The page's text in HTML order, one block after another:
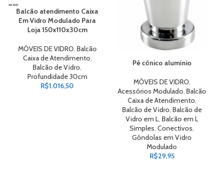
Balcão atendimento Caixa
Em Vidro Modulado Para
Loja 150x110x30cm
MÓVEIS DE VIDRO, Balcão
Caixa de Atendimento,
Balcão de Vidro,
Profundidade 30cm
R$1.016,50
Pé cônico alumínio
MÓVEIS DE VIDRO,
Acessórios Modulado, Balcão
Caixa de Atendimento,
Balcão de Vidro, Balcão de
Vidro em L, Balcão em L
Simples, Conectivos,
Gôndolas em Vidro
Modulado
R$29,95